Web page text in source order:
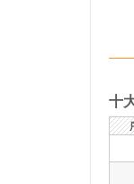
十